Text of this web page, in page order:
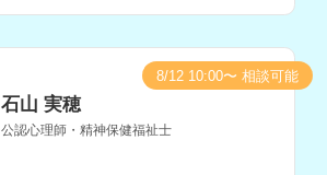
石山 実穂
公認心理師・精神保健福祉士
8/12 10:00〜 相談可能